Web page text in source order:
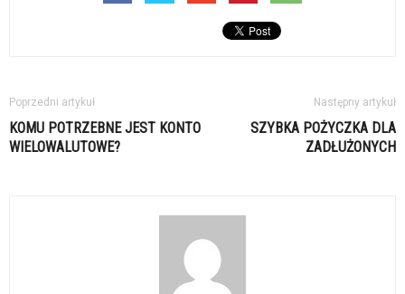
Poprzedni artykuł
KOMU POTRZEBNE JEST KONTO
WIELOWALUTOWE?
Następny artykuł
SZYBKA POŻYCZKA DLA
ZADŁUŻONYCH